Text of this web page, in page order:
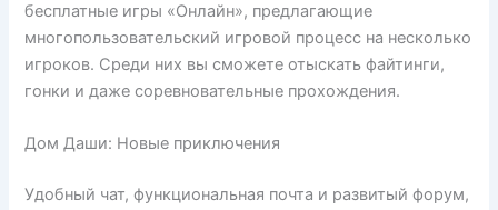
бесплатные игры «Онлайн», предлагающие
многопользовательский игровой процесс на несколько
игроков. Среди них вы сможете отыскать файтинги,
гонки и даже соревновательные прохождения.
Дом Даши: Новые приключения
Удобный чат, функциональная почта и развитый форум,